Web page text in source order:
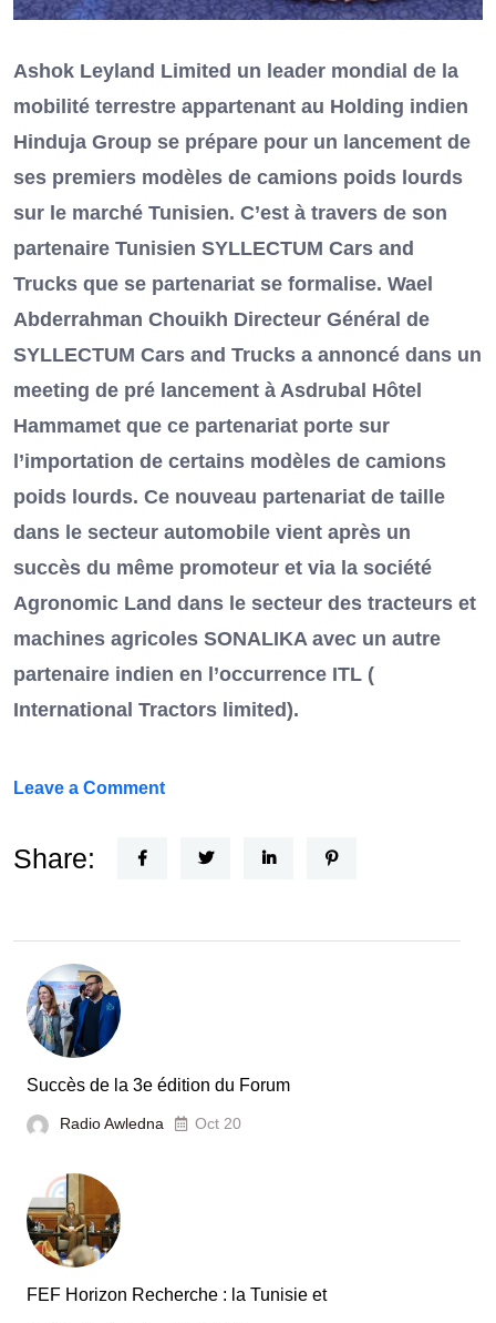
Ashok Leyland Limited un leader mondial de la
mobilité terrestre appartenant au Holding indien
Hinduja Group se prépare pour un lancement de
ses premiers modèles de camions poids lourds
sur le marché Tunisien. C’est à travers de son
partenaire Tunisien SYLLECTUM Cars and
Trucks que se partenariat se formalise. Wael
Abderrahman Chouikh Directeur Général de
SYLLECTUM Cars and Trucks a annoncé dans un
meeting de pré lancement à Asdrubal Hôtel
Hammamet que ce partenariat porte sur
l’importation de certains modèles de camions
poids lourds. Ce nouveau partenariat de taille
dans le secteur automobile vient après un
succès du même promoteur et via la société
Agronomic Land dans le secteur des tracteurs et
machines agricoles SONALIKA avec un autre
partenaire indien en l’occurrence ITL (
International Tractors limited).
Leave a Commenton
Nouvel
le
Tunisie
Share:
Succès de la 3e édition du Forum
Radio Awledna Oct 20
FEF Horizon Recherche : la Tunisie et